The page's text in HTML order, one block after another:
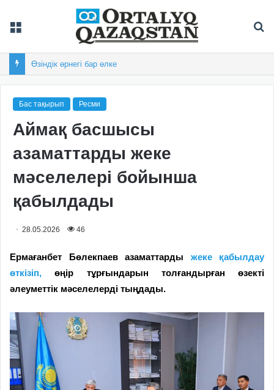
Өзіндік өрнегі бар өлке
Бас тақырып Ресми
Аймақ басшысы
азаматтарды жеке
мәселелері бойынша
қабылдады
28.05.2026 46
Ермағанбет Бөлекпаевазаматтарды жеке қабылдау
өткізіп, өңір тұрғындарын толғандырған өзекті
әлеуметтік мәселелерді тыңдады.